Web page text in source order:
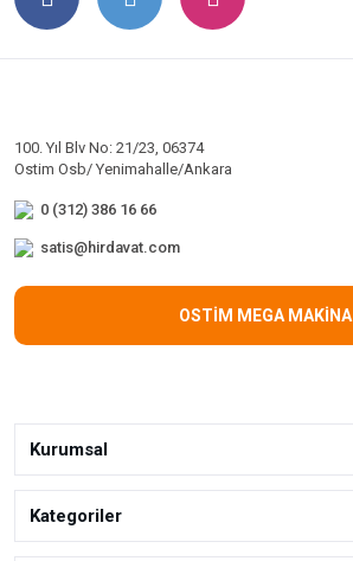
100. Yıl Blv No: 21/23, 06374
Ostim Osb/ Yenimahalle/Ankara
0 (312) 386 16 66
satis@hirdavat.com
OSTİM MEGA MAKİNA
Kurumsal
Kategoriler